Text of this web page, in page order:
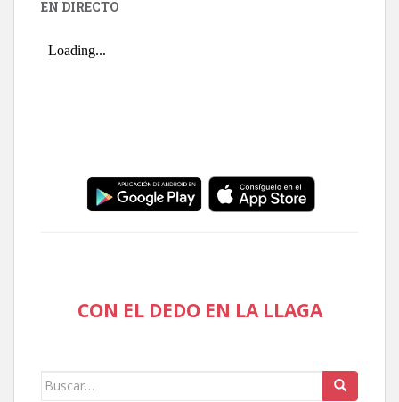
EN DIRECTO
CON EL DEDO EN LA LLAGA
Buscar: